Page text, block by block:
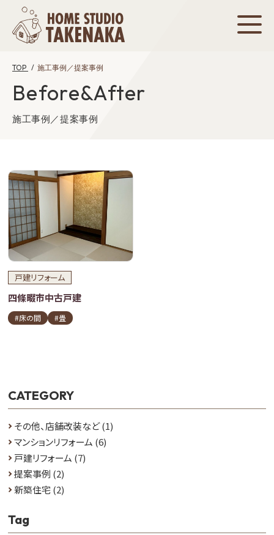
TOP 施工事例／提案事例
Before&After
施工事例／提案事例
戸建リフォーム
四條畷市中古戸建
#床の間 #畳
CATEGORY
その他、店舗改装など(1)
マンションリフォーム (6)
戸建リフォーム (7)
提案事例 (2)
新築住宅(2)
Tag